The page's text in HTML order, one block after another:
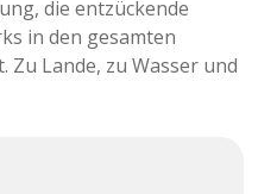
so2011
die entzückende
in den gesamten
Zu Lande, zu Wasser und